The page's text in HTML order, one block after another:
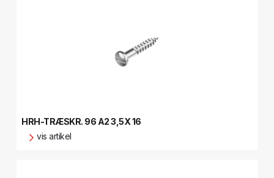
HRH-TRÆSKR. 96 A2 3,5X 16
vis artikel